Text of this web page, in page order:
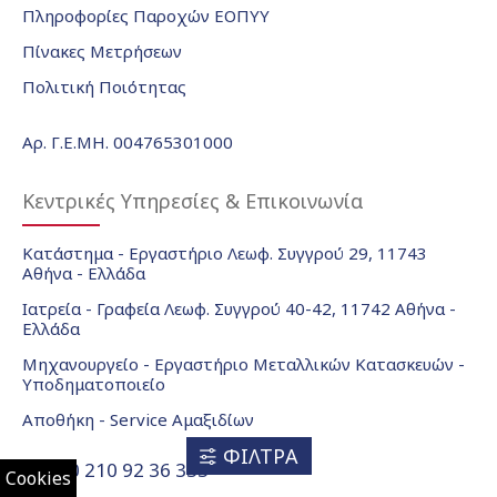
Cookies
Πληροφορίες Παροχών ΕΟΠΥΥ
Πίνακες Μετρήσεων
Πολιτική Ποιότητας
Αρ. Γ.Ε.ΜΗ. 004765301000
Κεντρικές Υπηρεσίες & Επικοινωνία
Κατάστημα - Εργαστήριο Λεωφ. Συγγρού 29, 11743
Αθήνα - Ελλάδα
Ιατρεία - Γραφεία Λεωφ. Συγγρού 40-42, 11742 Αθήνα -
Ελλάδα
Μηχανουργείο - Εργαστήριο Μεταλλικών Κατασκευών -
Υποδηματοποιείο
Αποθήκη - Service Αμαξιδίων
+30 210 92 36 333
ΦΙΛΤΡΑ